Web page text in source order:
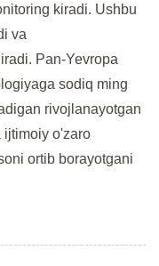
kiradi. Ushbu
va
Pan-Yevropa
sodiq ming
rivojlanayotgan
ijtimoiy o'zaro
ortib borayotgani